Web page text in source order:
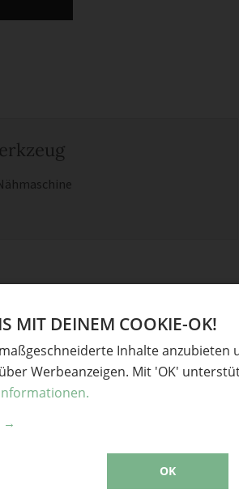
MIT DEINEM COOKIE-OK!
Inhalte anzubieten
Werbeanzeigen. Mit 'OK'
→
OK